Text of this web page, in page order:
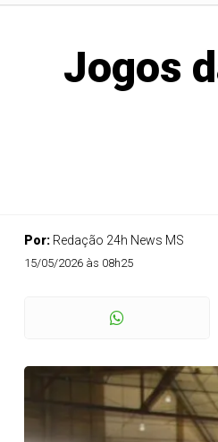
Jogos
Por: Redação 24h News MS
15/05/2026 às 08h25